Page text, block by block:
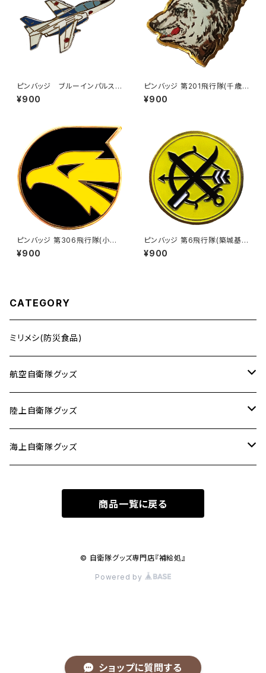
ショップに質問する
ピンバッジ ブルーインパルス
(斜め)
¥900
ピンバッジ 第201飛行隊(千歳
基地)
¥900
ピンバッジ 第306飛行隊(小松
基地)
¥900
ピンバッジ 第6飛行隊(築城基
地)
¥900
CATEGORY
ミリメシ(防災食品)
航空自衛隊グッズ
タオル
ピンバッジ
陸上自衛隊グッズ
ミリメシ
海上自衛隊グッズ
商品一覧に戻る
© 自衛隊グッズ専門店『補給処』
Powered by